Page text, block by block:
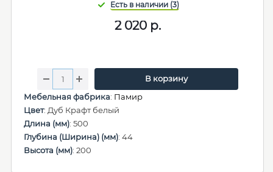
2 020 р.
В корзину
Мебельная фабрика: Памир
Цвет: Дуб Крафт белый
Длина (мм): 500
Глубина (Ширина) (мм): 44
Высота (мм): 200